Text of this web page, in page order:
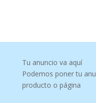
Tu anuncio va aquí
Podemos poner tu
producto o página